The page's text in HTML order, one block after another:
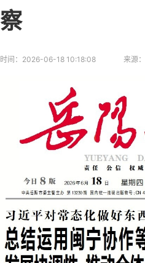
察
时间： 2026-06-18 10:18:08 来源：